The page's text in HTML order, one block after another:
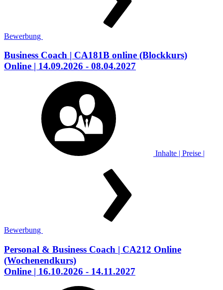
Bewerbung
Business Coach | CA181B online (Blockkurs)
Online | 14.09.2026 - 08.04.2027
Inhalte | Preise |
Bewerbung
Personal & Business Coach | CA212 Online
(Wochenendkurs)
Online | 16.10.2026 - 14.11.2027